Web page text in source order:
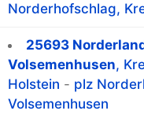
Norderhofschlag,
25693
Volsemenhusen,
Holstein - plz
Volsemenhusen